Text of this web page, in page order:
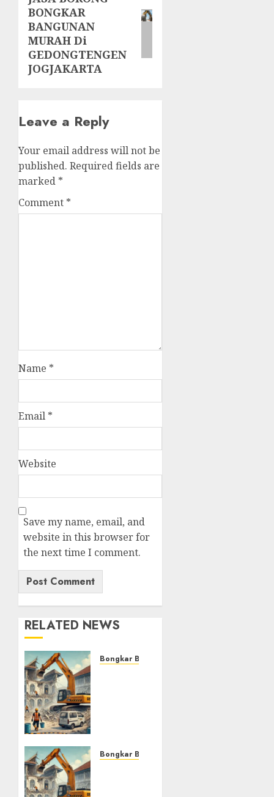
post:
BONGKAR
BANGUNAN
MURAH Di
GEDONGTENGEN
JOGJAKARTA
Leave a Reply
Your email address will not be
published. Required fields are
marked *
Comment *
Name *
Email *
Website
Save my name, email, and
website in this browser for
the next time I comment.
RELATED NEWS
Bongkar Bangunan Yogyakarta
Di
Bongkar Bangunan Yogyakarta